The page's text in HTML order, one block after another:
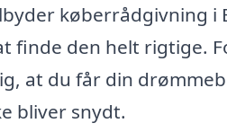
køberrådgivning
finde den helt rigtige.
at du får din
bliver snydt.